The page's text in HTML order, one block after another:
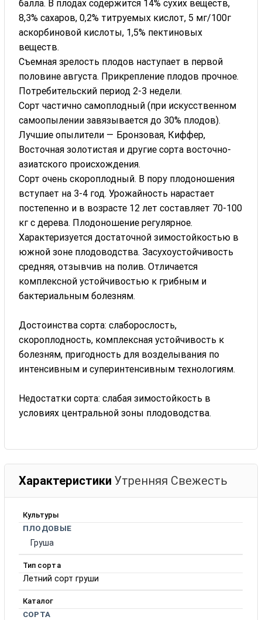
балла. В плодах содержится 14% сухих веществ,
8,3% сахаров, 0,2% титруемых кислот, 5 мг/100г
аскорбиновой кислоты, 1,5% пектиновых
веществ.
Съемная зрелость плодов наступает в первой
половине августа. Прикрепление плодов прочное.
Потребительский период 2-3 недели.
Сорт частично самоплодный (при искусственном
самоопыле­нии завязывается до 30% плодов).
Лучшие опылители — Бронзовая, Киффер,
Восточная золотистая и другие сорта восточно-
азиатского происхождения.
Сорт очень скороплодный. В пору плодоношения
вступает на 3-4 год. Урожайность нарастает
постепенно и в возрасте 12 лет со­ставляет 70-100
кг с дерева. Плодоношение регулярное.
Характеризуется достаточной зимостойкостью в
южной зоне плодоводства. Засухоустойчивость
средняя, отзывчив на полив. От­личается
комплексной устойчивостью к грибным и
бактериальным болезням.
Достоинства сорта: слаборослость,
скороплодность, ком­плексная устойчивость к
болезням, пригодность для возделывания по
интенсивным и суперинтенсивным технологиям.
Недостатки сорта: слабая зимостойкость в
условиях центральной зоны плодоводства.
Характеристики Утренняя Свежесть
Культуры
ПЛОДОВЫЕ
Груша
Тип сорта
Летний сорт груши
Каталог
СОРТА